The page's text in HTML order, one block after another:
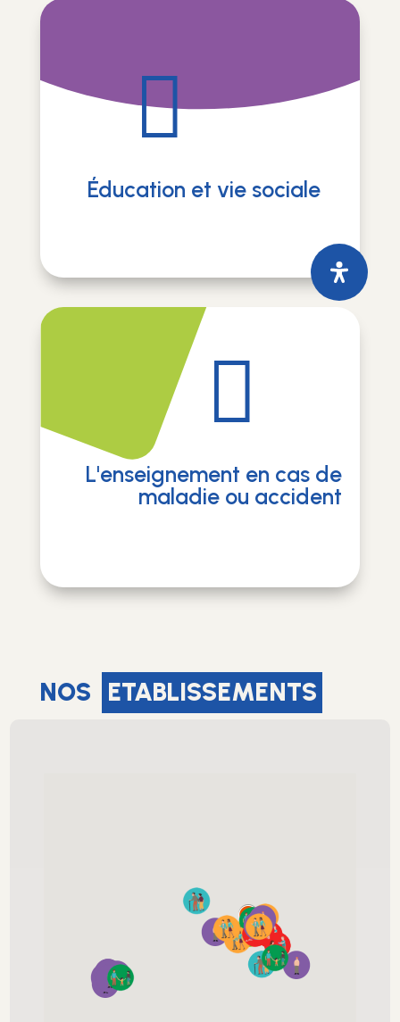

Éducation et vie sociale

L'enseignement en cas de
maladie ou accident
NOS ETABLISSEMENTS